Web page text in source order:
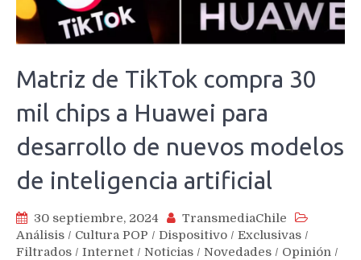
Matriz de TikTok compra 30
mil chips a Huawei para
desarrollo de nuevos modelos
de inteligencia artificial
30 septiembre, 2024
TransmediaChile
Análisis / Cultura POP / Dispositivo / Exclusivas /
Filtrados / Internet / Noticias / Novedades / Opinión /